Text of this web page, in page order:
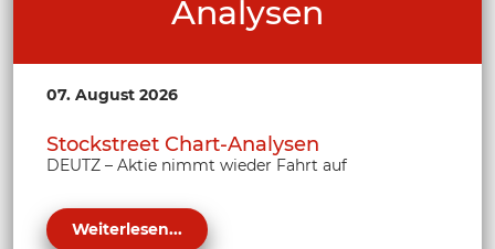
Analysen
07. August 2026
Stockstreet Chart-Analysen
DEUTZ – Aktie nimmt wieder Fahrt auf
Weiterlesen...